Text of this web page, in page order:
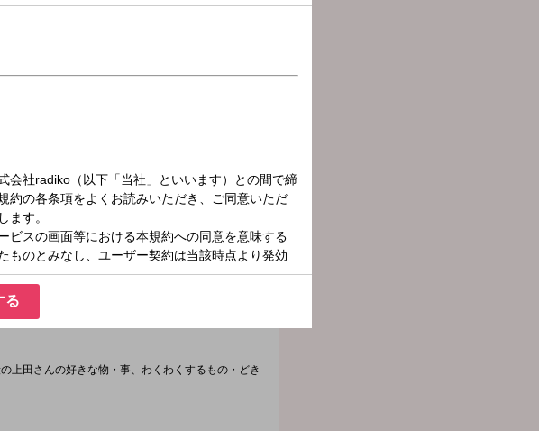
上田さんの好きな物・事、わくわくするもの・どき
る